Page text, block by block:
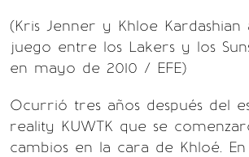
(Kris Jenner y Khloe Kardashian
juego entre los Lakers y los
en mayo de 2010 / EFE)
Ocurrió tres años después del
reality KUWTK que se
cambios en la cara de Khloé.